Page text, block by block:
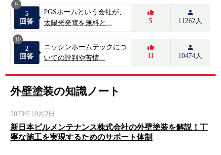
9
5
回答
PGSホームという会社が、
太陽光発電を無料と...
5 11262人
10
2
回答
ニッシンホームテックにつ
いての評判や苦情...
11 10474人
外壁塗装の知識ノート
2023年10月2日
新日本ビルメンテナンス株式会社の外壁塗装を解説！丁
寧な施工を実現するためのサポート体制